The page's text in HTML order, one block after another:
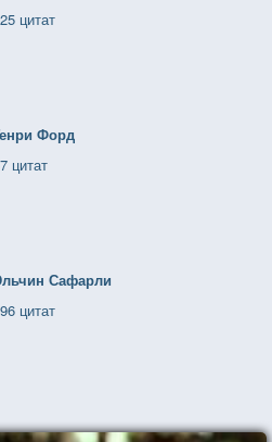
цитат
Форд
цитат
Сафарли
цитат